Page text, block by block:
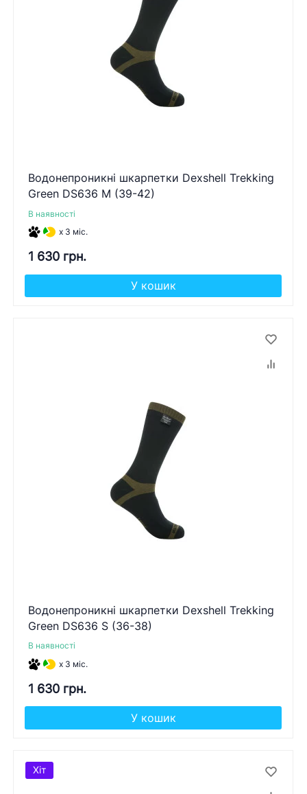
Водонепроникні шкарпетки Dexshell Trekking
Green DS636 M (39-42)
В наявності
x 3 міс.
1 630 грн.
У кошик
Водонепроникні шкарпетки Dexshell Trekking
Green DS636 S (36-38)
В наявності
x 3 міс.
1 630 грн.
У кошик
Хіт